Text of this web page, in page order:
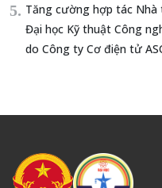
Tăng cường hợp tác
Đại học Kỹ thuật Công
do Công ty Cơ điện tử